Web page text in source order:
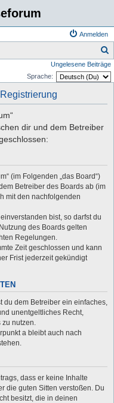
Anmelden
u
Ungelesene Beiträge
Sprache:
dir und dem Betreiber
(im Folgenden „das Board“)
Betreiber des Boards ab (im
mit den nachfolgenden
bist, so darfst du
des Boards gelten
Regelungen.
Zeit geschlossen und kann
Frist jederzeit gekündigt
du dem Betreiber ein einfaches,
unentgeltliches Recht,
zu nutzen.
a bleibt auch nach
dass er keine Inhalte
die guten Sitten verstoßen. Du
besitzt, die in deinen